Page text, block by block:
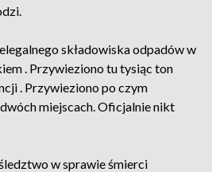
składowiska odpadów w
. Przywieziono tu tysiąc ton
. Przywieziono po czym
miejscach. Oficjalnie nikt
w sprawie śmierci